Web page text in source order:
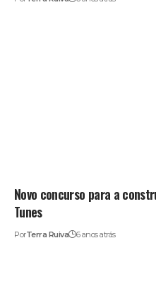
Novo concurso para a
Tunes
PorTerra Ruiva 6 anos atrás